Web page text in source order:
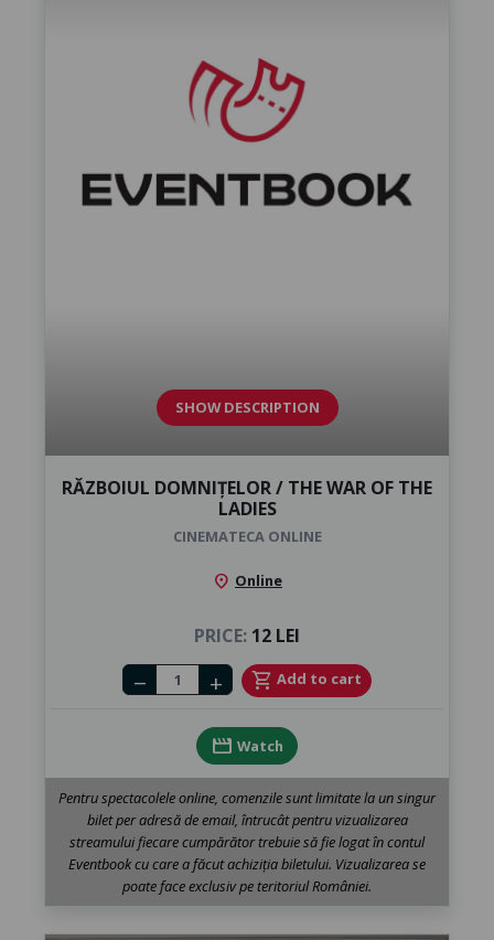
SHOW DESCRIPTION
RĂZBOIUL DOMNIȚELOR / THE WAR OF THE
LADIES
CINEMATECA ONLINE
location_on Online
PRICE: 12 LEI
Number of tickets
remove add shopping_cart Add to cart
movie Watch
Pentru spectacolele online, comenzile sunt limitate la un singur
bilet per adresă de email, întrucât pentru vizualizarea
streamului fiecare cumpărător trebuie să fie logat în contul
Eventbook cu care a făcut achiziția biletului. Vizualizarea se
poate face exclusiv pe teritoriul României.